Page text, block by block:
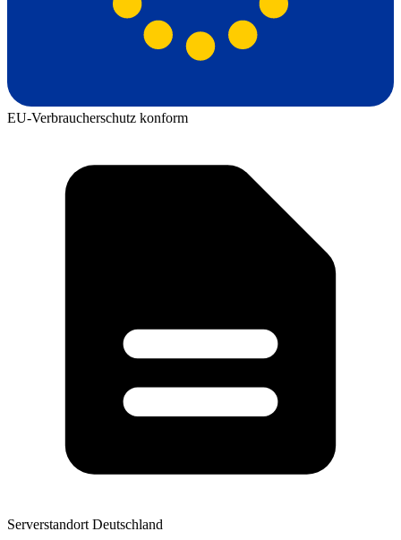
EU-Verbraucherschutz konform
Serverstandort Deutschland